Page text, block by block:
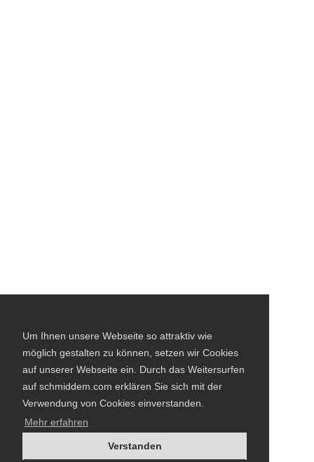
Um Ihnen unsere Webseite so attraktiv wie
möglich gestalten zu können, setzen wir Cookies
auf unserer Webseite ein. Durch das Weitersurfen
auf schmiddem.com erklären Sie sich mit der
Verwendung von Cookies einverstanden.
Mehr erfahren
Verstanden